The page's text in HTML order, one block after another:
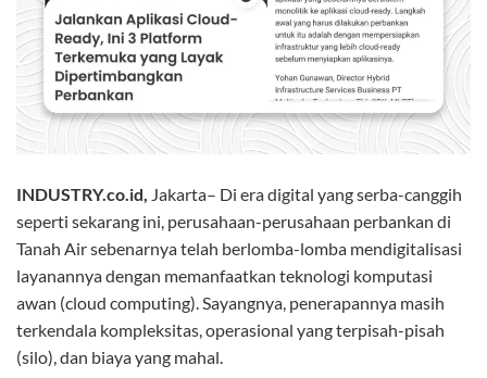
INDUSTRY.co.id,
Jakarta– Di era digital yang serba-canggih
seperti sekarang ini, perusahaan-perusahaan perbankan di
Tanah Air sebenarnya telah berlomba-lomba mendigitalisasi
layanannya dengan memanfaatkan teknologi komputasi
awan (cloud computing). Sayangnya, penerapannya masih
terkendala kompleksitas, operasional yang terpisah-pisah
(silo), dan biaya yang mahal.